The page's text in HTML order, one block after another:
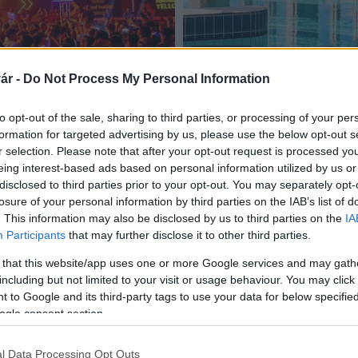
- Do Not Process My Personal Information
opt-out of the sale, sharing to third parties, or processing of your
for targeted advertising by us, please use the below opt-out
selection. Please note that after your opt-out request is processed
interest-based ads based on personal information utilized by us
to third parties prior to your opt-out. You may separately
of your personal information by third parties on the IAB’s list of
This information may also be disclosed by us to third parties on the
Participants that may further disclose it to other third parties.
that this website/app uses one or more Google services and may
but not limited to your visit or usage behaviour. You may
to Google and its third-party tags to use your data for below
consent section.
Data Processing Opt Outs
Galerius Fürdő
Rövidesen
2026.03.12
Megnyílt a siófoki Kiss Szilárd Sportcsarnok
A siófoki Kiss Szilárd Sportcsarnok 2018. március 29-én,
a hivatalos megnyitó napján.